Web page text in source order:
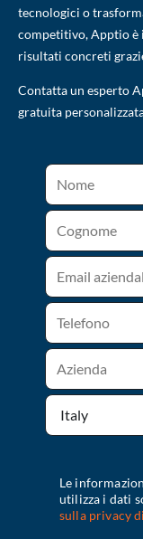
tecnologici o
competitivo, Apptio è
risultati concreti
Contatta un esperto
gratuita